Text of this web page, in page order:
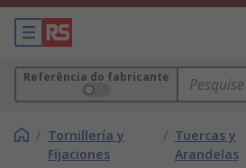
Referência do fabricante
/ Tornillería y
Fijaciones
/ Tuercas y
Arandelas